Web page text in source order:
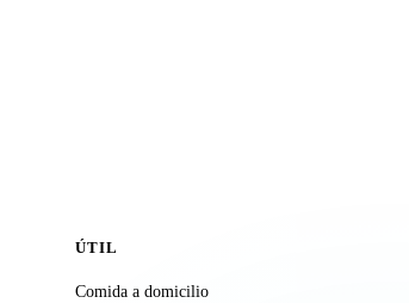
ÚTIL
Comida a domicilio